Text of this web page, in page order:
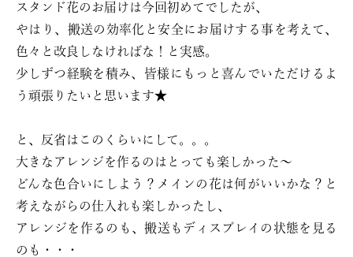
スタンド花のお届けは今回初めてでしたが、
やはり、搬送の効率化と安全にお届けする事を考えて、
色々と改良しなければな！と実感。
少しずつ経験を積み、皆様にもっと喜んでいただけるよ
う頑張りたいと思います★
と、反省はこのくらいにして。。。
大きなアレンジを作るのはとっても楽しかった〜
どんな色合いにしよう？メインの花は何がいいかな？と
考えながらの仕入れも楽しかったし、
アレンジを作るのも、搬送もディスプレイの状態を見る
のも・・・